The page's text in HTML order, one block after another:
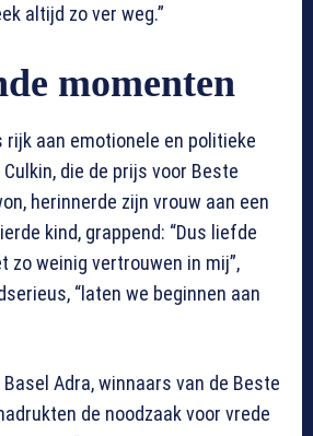
altijd zo ver weg.”
momenten
rijk aan emotionele en politieke
die de prijs voor Beste
herinnerde zijn vrouw aan een
kind, grappend: “Dus liefde
zo weinig vertrouwen in mij”,
“laten we beginnen aan
Adra, winnaars van de Beste
de noodzaak voor vrede